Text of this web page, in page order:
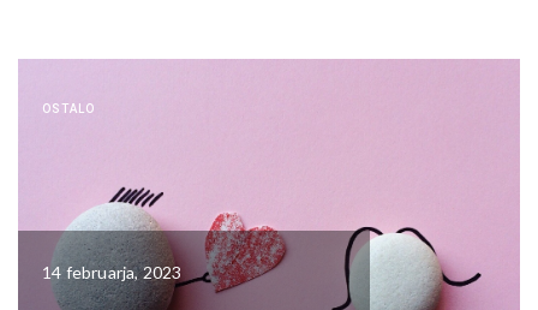
OSTALO
14 februarja, 2023